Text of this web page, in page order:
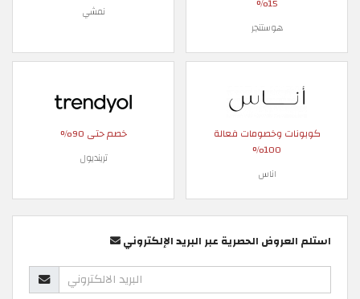
هوستنجر
نمشي
كوبونات وخصومات فعالة
100%
اناس
خصم حتى 90%
ترينديول
استلم العروض الحصرية عبر البريد الإلكتروني